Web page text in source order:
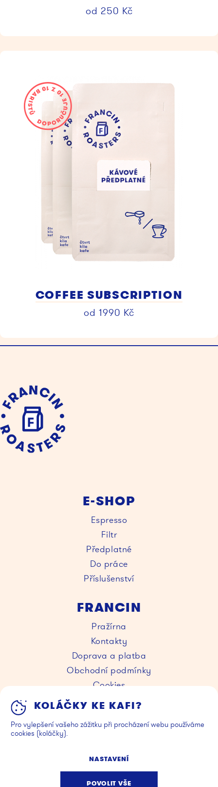
od 250 Kč
COFFEE SUBSCRIPTION
od 1990 Kč
E-SHOP
Espresso
Filtr
Předplatné
Do práce
Příslušenství
FRANCIN
Pražírna
Kontakty
Doprava a platba
Obchodní podmínky
Cookies
KAVÁRNY
Kafe Francin
Instagram
KOLÁČKY KE KAFI?
Pro vylepšení vašeho zážitku při procházení webu používáme
cookies (koláčky).
POVOLIT VŠE
NASTAVENÍ